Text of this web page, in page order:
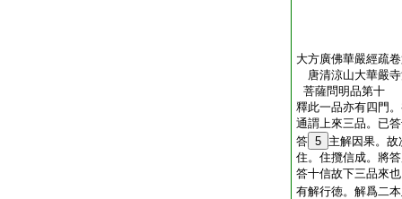
大方廣佛華嚴經疏
唐清涼山大華嚴
菩薩問明品第十
釋此一品亦有四門
通謂上來三品。已
答 5 主解因果。
住。住攬信成。將
答十信故下三品來
有解行徳。解爲二